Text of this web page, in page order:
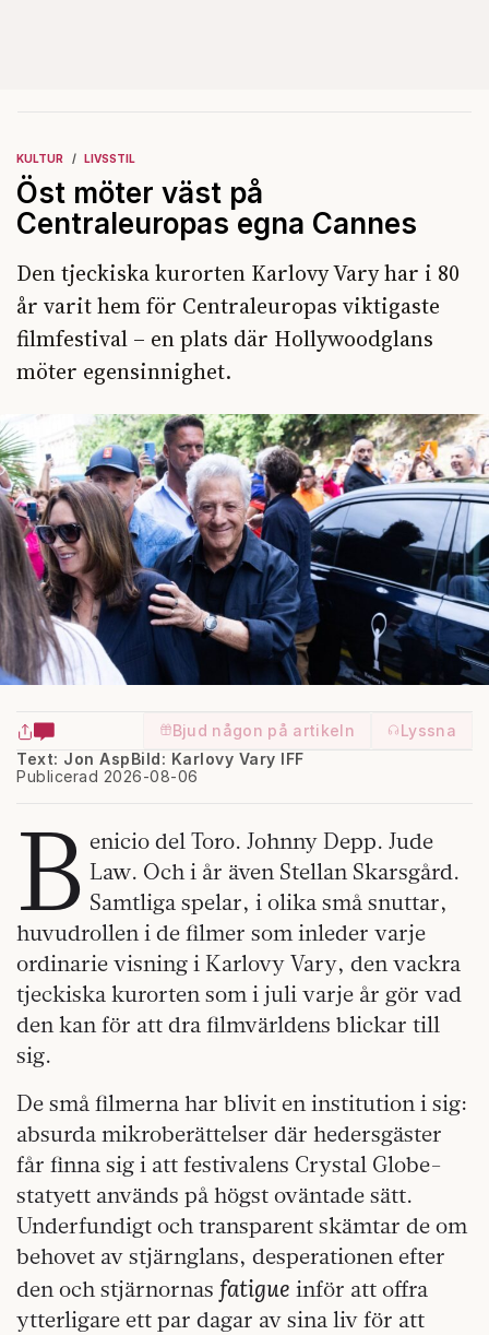
KULTUR LIVSSTIL
Öst möter väst på
Centraleuropas egna Cannes
Den tjeckiska kurorten Karlovy Vary har i 80
år varit hem för Centraleuropas viktigaste
filmfestival – en plats där Hollywoodglans
möter egensinnighet.
Bjud någon på artikeln
Lyssna
Text: Jon Asp
Publicerad 2026-08-06
Bild: Karlovy Vary IFF
B enicio del Toro. Johnny Depp. Jude
Law. Och i år även Stellan Skarsgård.
Samtliga spelar, i olika små snuttar,
huvudrollen i de filmer som inleder varje
ordinarie visning i Karlovy Vary, den vackra
tjeckiska kurorten som i juli varje år gör vad
den kan för att dra filmvärldens blickar till
sig.
De små filmerna har blivit en institution i sig:
absurda mikroberättelser där hedersgäster
får finna sig i att festivalens Crystal Globe-
statyett används på högst oväntade sätt.
Underfundigt och transparent skämtar de om
behovet av stjärnglans, desperationen efter
den och stjärnornas fatigue inför att offra
ytterligare ett par dagar av sina liv för att